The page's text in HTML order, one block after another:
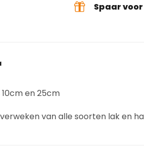
Spaar
en 25cm
van alle soorten lak en